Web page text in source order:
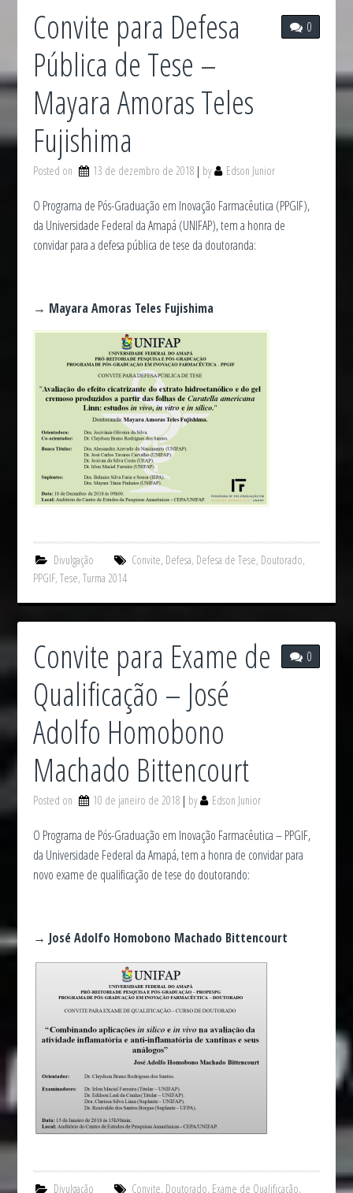
0
Convite para Defesa
Pública de Tese –
Mayara Amoras Teles
Fujishima
Posted on 13 de dezembro de 2018 by Edson Junior
O Programa de Pós-Graduação em Inovação Farmacêutica (PPGIF),
da Universidade Federal da Amapá (UNIFAP), tem a honra de
convidar para a defesa pública de tese da doutoranda:
→ Mayara Amoras Teles Fujishima
Divulgação Convite, Defesa, Defesa de Tese, Doutorado,
PPGIF,Tese,Turma 2014
0
Convite para Exame de
Qualificação – José
Adolfo Homobono
Machado Bittencourt
Posted on 10 de janeiro de 2018 by Edson Junior
O Programa de Pós-Graduação em Inovação Farmacêutica – PPGIF,
da Universidade Federal da Amapá, tem a honra de convidar para
novo exame de qualificação de tese do doutorando:
→ José Adolfo Homobono Machado Bittencourt
Divulgação Convite, Doutorado, Exame de Qualificação,